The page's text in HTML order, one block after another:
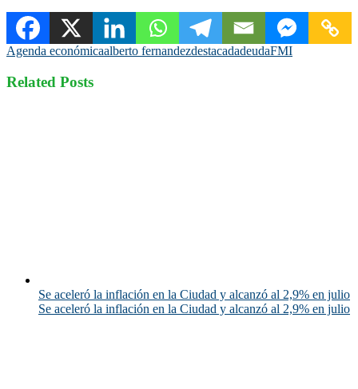
Agenda económicaalberto fernandezdestacadadeudaFMI
Related Posts
Se aceleró la inflación en la Ciudad y alcanzó al 2,9% en julio
Se aceleró la inflación en la Ciudad y alcanzó al 2,9% en julio